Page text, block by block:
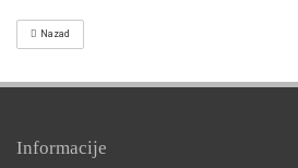
Nazad
Informacije